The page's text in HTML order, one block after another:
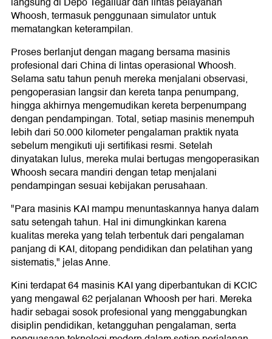
Whoosh, termasuk penggunaan simulator untuk
mematangkan keterampilan.
Proses berlanjut dengan magang bersama masinis
profesional dari China di lintas operasional Whoosh.
Selama satu tahun penuh mereka menjalani observasi,
pengoperasian langsir dan kereta tanpa penumpang,
hingga akhirnya mengemudikan kereta berpenumpang
dengan pendampingan. Total, setiap masinis menempuh
lebih dari 50.000 kilometer pengalaman praktik nyata
sebelum mengikuti uji sertifikasi resmi. Setelah
dinyatakan lulus, mereka mulai bertugas mengoperasikan
Whoosh secara mandiri dengan tetap menjalani
pendampingan sesuai kebijakan perusahaan.
"Para masinis KAI mampu menuntaskannya hanya dalam
satu setengah tahun. Hal ini dimungkinkan karena
kualitas mereka yang telah terbentuk dari pengalaman
panjang di KAI, ditopang pendidikan dan pelatihan yang
sistematis," jelas Anne.
Kini terdapat 64 masinis KAI yang diperbantukan di KCIC
yang mengawal 62 perjalanan Whoosh per hari. Mereka
hadir sebagai sosok profesional yang menggabungkan
disiplin pendidikan, ketangguhan pengalaman, serta